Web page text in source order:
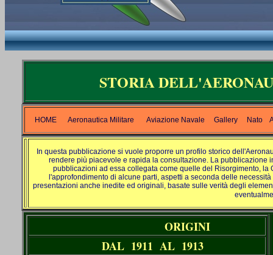
STORIA
HOME Aeronautica Militare Aviazione Navale Gallery Nato
In questa pubblicazione si vuole proporre un profilo storico
rendere più piacevole e rapida la consultazione. La pubblicazione
pubblicazioni ad essa collegata come quelle del Risorgimento,
l'approfondimento di alcune parti, aspetti a seconda delle
presentazioni anche inedite ed originali, basate sulle verità degli
ORIGINI
DAL 1911 AL 1913